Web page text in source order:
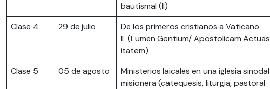
bautismal (II)
Clase 4 29 de julio
De los primeros cristianos a Vaticano
II (Lumen Gentium/ Apostolicam Actuas
itatem)
Clase 5 05 de agosto
Ministerios laicales en una iglesia sinodal
misionera (catequesis, liturgia, pastoral